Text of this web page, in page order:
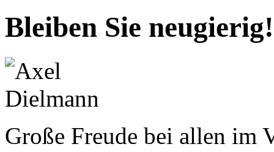
Bleiben Sie neugierig!
Große Freude bei allen im